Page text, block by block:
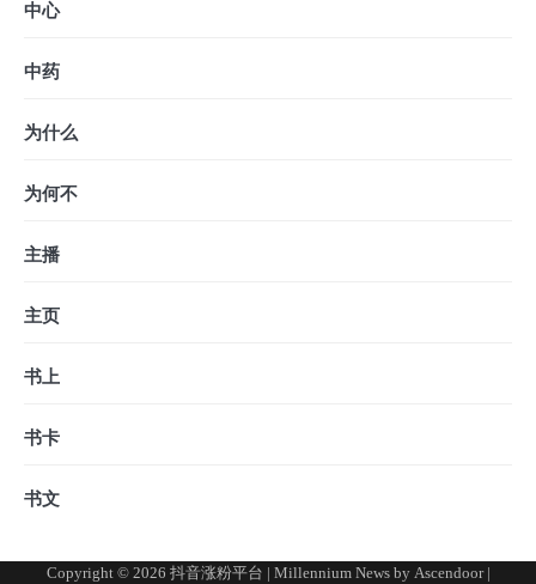
中心
中药
为什么
为何不
主播
主页
书上
书卡
书文
Copyright © 2026 抖音涨粉平台 | Millennium News by Ascendoor|